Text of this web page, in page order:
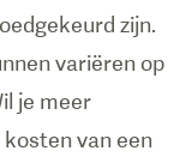
zijn.
variëren op
je meer
van een